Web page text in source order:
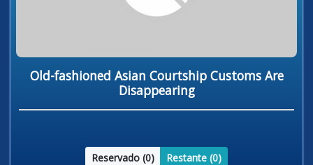
Old-fashioned Asian Courtship Customs Are
Disappearing
Reservado (0) Restante (0)